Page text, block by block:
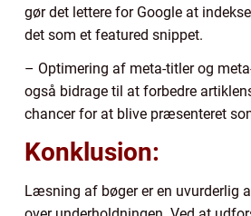
gør det lettere for Google at
det som et featured snippet.
– Optimering af meta-titler og
også bidrage til at forbedre
chancer for at blive præsenteret
Konklusion:
Læsning af bøger er en uvurderlig